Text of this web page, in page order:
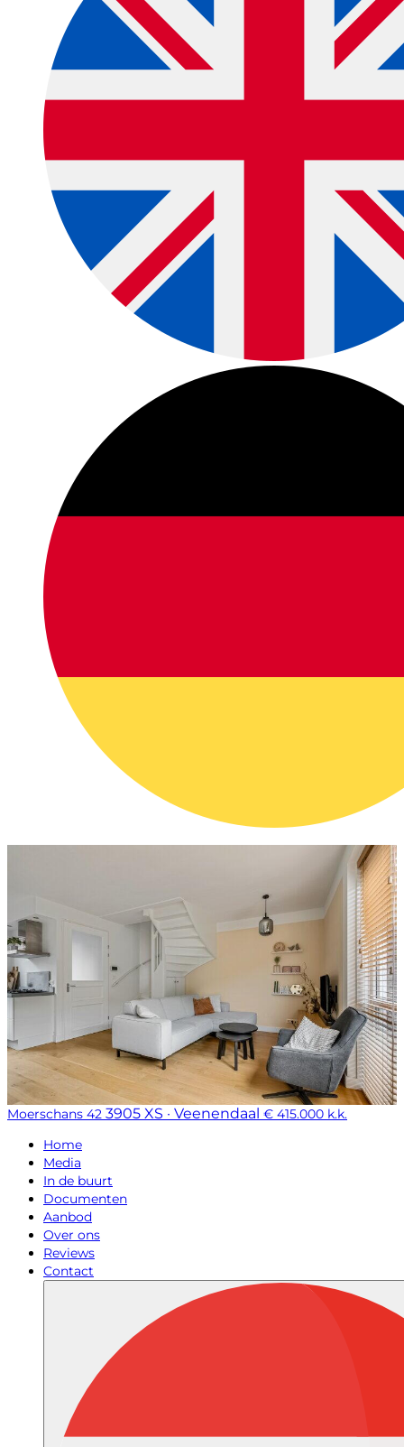
Moerschans 42 3905 XS · Veenendaal € 415.000 k.k.
Home
Media
In de buurt
Documenten
Aanbod
Over ons
Reviews
Contact